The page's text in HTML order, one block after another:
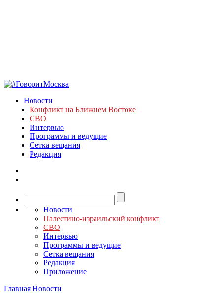
Новости
Конфликт на Ближнем Востоке
СВО
Интервью
Программы и ведущие
Сетка вещания
Редакция
Новости
Палестино-израильский конфликт
СВО
Интервью
Программы и ведущие
Сетка вещания
Редакция
Приложение
Главная Новости